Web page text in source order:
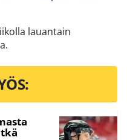
lauantain